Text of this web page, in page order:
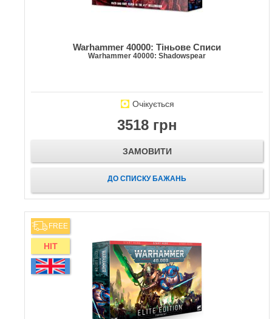
Warhammer 40000: Тіньове Списи
Warhammer 40000: Shadowspear
Очікується
3518 грн
ЗАМОВИТИ
ДО СПИСКУ БАЖАНЬ
FREE
HIT